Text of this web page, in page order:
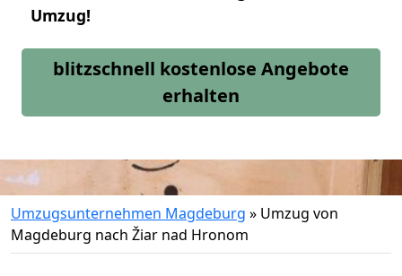
Umzug!
blitzschnell kostenlose Angebote
erhalten
Umzugsunternehmen Magdeburg » Umzug von
Magdeburg nach Žiar nad Hronom